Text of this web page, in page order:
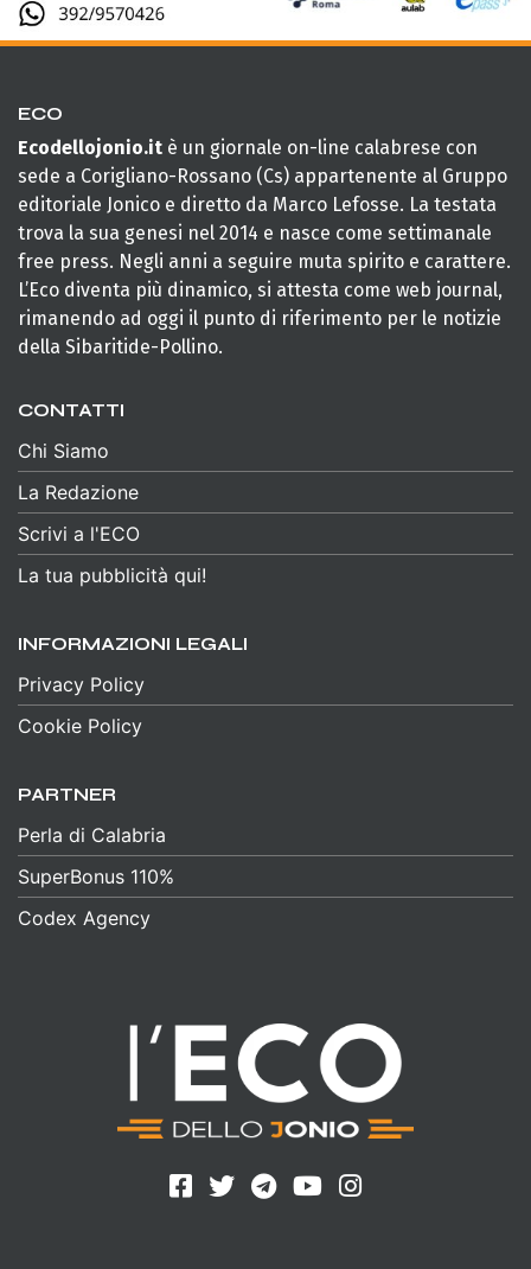
ECO
Ecodellojonio.it è un giornale on-line calabrese con
sede a Corigliano-Rossano (Cs) appartenente al Gruppo
editoriale Jonico e diretto da Marco Lefosse. La testata
trova la sua genesi nel 2014 e nasce come settimanale
free press. Negli anni a seguire muta spirito e carattere.
L’Eco diventa più dinamico, si attesta come web journal,
rimanendo ad oggi il punto di riferimento per le notizie
della Sibaritide-Pollino.
CONTATTI
Chi Siamo
La Redazione
Scrivi a l'ECO
La tua pubblicità qui!
INFORMAZIONI LEGALI
Privacy Policy
Cookie Policy
PARTNER
Perla di Calabria
SuperBonus 110%
Codex Agency